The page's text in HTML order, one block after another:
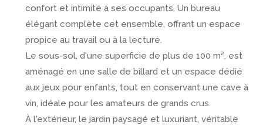
confort et intimité à ses occupants. Un bureau
élégant complète cet ensemble, offrant un espace
propice au travail ou à la lecture.
Le sous-sol, d'une superficie de plus de 100 m², est
aménagé en une salle de billard et un espace dédié
aux jeux pour enfants, tout en conservant une cave à
vin, idéale pour les amateurs de grands crus.
À l'extérieur, le jardin paysagé et luxuriant, véritable